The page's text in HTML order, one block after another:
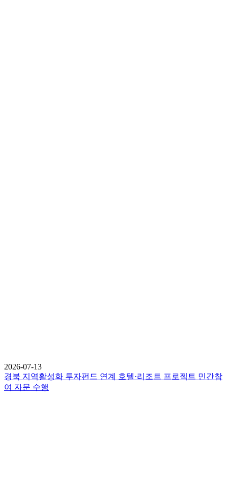
2026-07-13
경북 지역활성화 투자펀드 연계 호텔·리조트 프로젝트 민간참
여 자문 수행